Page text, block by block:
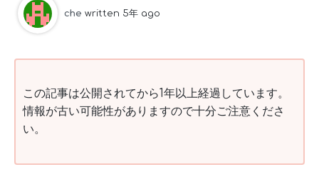
che written 5年 ago
この記事は公開されてから1年以上経過しています。
情報が古い可能性がありますので十分ご注意くださ
い。